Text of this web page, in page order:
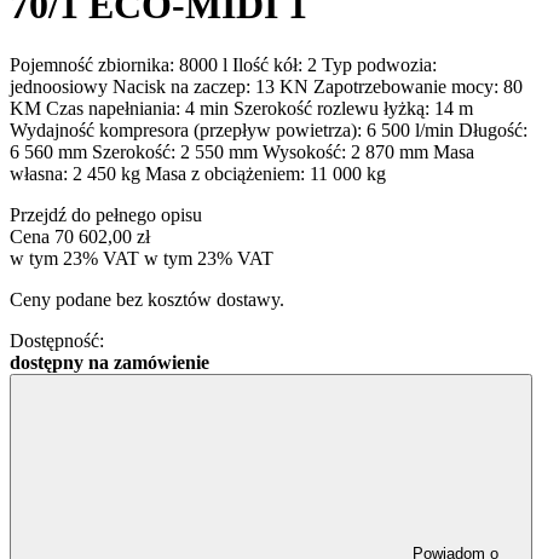
Pojemność zbiornika: 8000 l Ilość kół: 2 Typ podwozia:
jednoosiowy Nacisk na zaczep: 13 KN Zapotrzebowanie mocy: 80
KM Czas napełniania: 4 min Szerokość rozlewu łyżką: 14 m
Wydajność kompresora (przepływ powietrza): 6 500 l/min Długość:
6 560 mm Szerokość: 2 550 mm Wysokość: 2 870 mm Masa
własna: 2 450 kg Masa z obciążeniem: 11 000 kg
Przejdź do pełnego opisu
Cena 70 602,00 zł
w tym 23% VAT w tym 23% VAT
Ceny podane bez kosztów dostawy.
Dostępność:
dostępny na zamówienie